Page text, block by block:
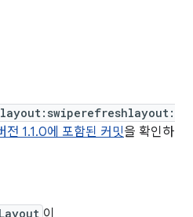
전 1.1.0에 포함된 커밋을 확인하
이